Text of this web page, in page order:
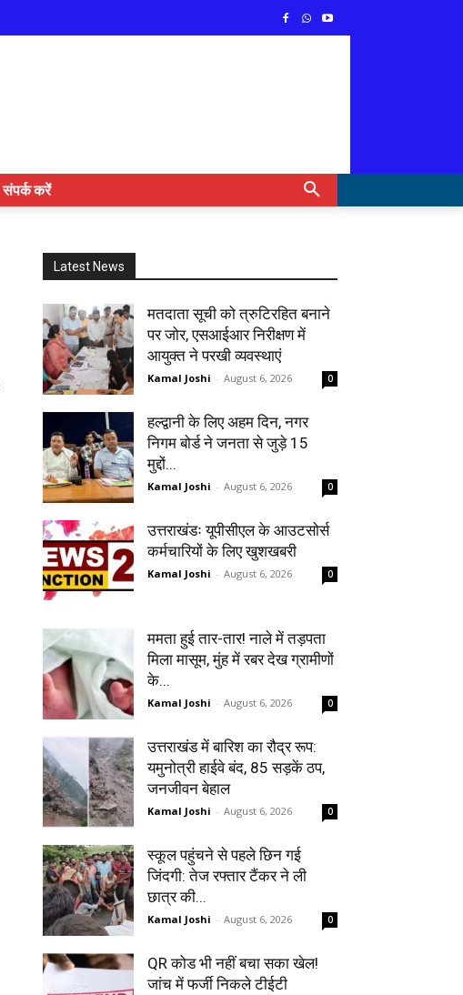
संपर्क करें
Latest News
मतदाता सूची को त्रुटिरहित बनाने
पर जोर, एसआईआर निरीक्षण में
आयुक्त ने परखी व्यवस्थाएं
Kamal Joshi - August 6, 2026 0
हल्द्वानी के लिए अहम दिन, नगर
निगम बोर्ड ने जनता से जुड़े 15
मुद्दों...
Kamal Joshi - August 6, 2026 0
उत्तराखंडः यूपीसीएल के आउटसोर्स
कर्मचारियों के लिए खुशखबरी
Kamal Joshi - August 6, 2026 0
ममता हुई तार-तार! नाले में तड़पता
मिला मासूम, मुंह में रबर देख ग्रामीणों
के...
Kamal Joshi - August 6, 2026 0
उत्तराखंड में बारिश का रौद्र रूप:
यमुनोत्री हाईवे बंद, 85 सड़कें ठप,
जनजीवन बेहाल
Kamal Joshi - August 6, 2026 0
स्कूल पहुंचने से पहले छिन गई
जिंदगी: तेज रफ्तार टैंकर ने ली
छात्र की...
Kamal Joshi - August 6, 2026 0
QR कोड भी नहीं बचा सका खेल!
जांच में फर्जी निकले टीईटी